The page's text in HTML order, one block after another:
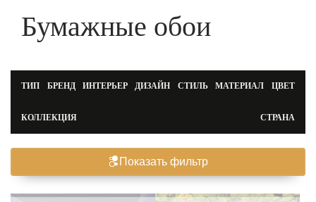
Бумажные обои
ТИП БРЕНД ИНТЕРЬЕР ДИЗАЙН СТИЛЬ МАТЕРИАЛ ЦВЕТ
КОЛЛЕКЦИЯ СТРАНА
Показать фильтр